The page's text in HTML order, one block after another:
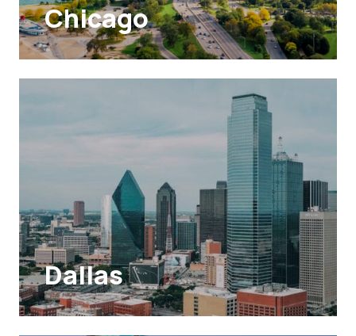
Chicago
Dallas